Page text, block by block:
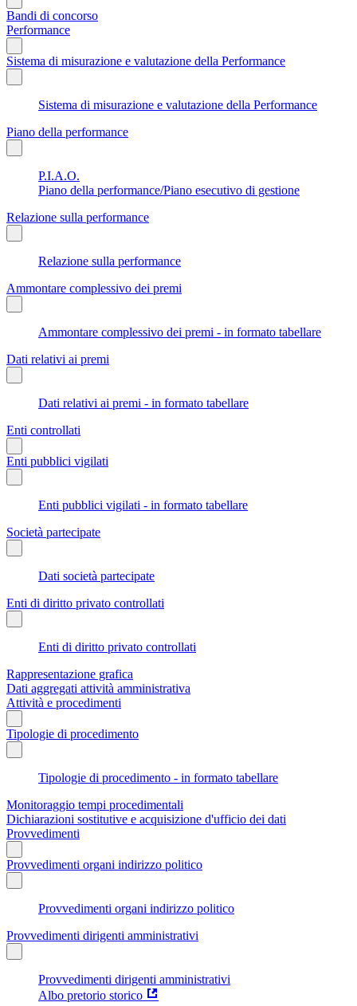
Bandi di concorso
Performance
Sistema di misurazione e valutazione della Performance
Sistema di misurazione e valutazione della Performance
Piano della performance
P.I.A.O.
Piano della performance/Piano esecutivo di gestione
Relazione sulla performance
Relazione sulla performance
Ammontare complessivo dei premi
Ammontare complessivo dei premi - in formato tabellare
Dati relativi ai premi
Dati relativi ai premi - in formato tabellare
Enti controllati
Enti pubblici vigilati
Enti pubblici vigilati - in formato tabellare
Società partecipate
Dati società partecipate
Enti di diritto privato controllati
Enti di diritto privato controllati
Rappresentazione grafica
Dati aggregati attività amministrativa
Attività e procedimenti
Tipologie di procedimento
Tipologie di procedimento - in formato tabellare
Monitoraggio tempi procedimentali
Dichiarazioni sostitutive e acquisizione d'ufficio dei dati
Provvedimenti
Provvedimenti organi indirizzo politico
Provvedimenti organi indirizzo politico
Provvedimenti dirigenti amministrativi
Provvedimenti dirigenti amministrativi
Albo pretorio storico